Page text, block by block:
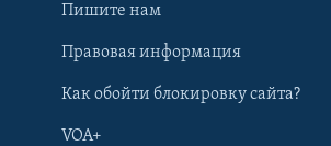
Пишите нам
Правовая информация
Как обойти блокировку сайта?
VOA+